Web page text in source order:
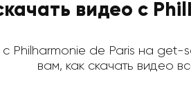
видео с
с Philharmonie de Paris на
вам, как скачать видео